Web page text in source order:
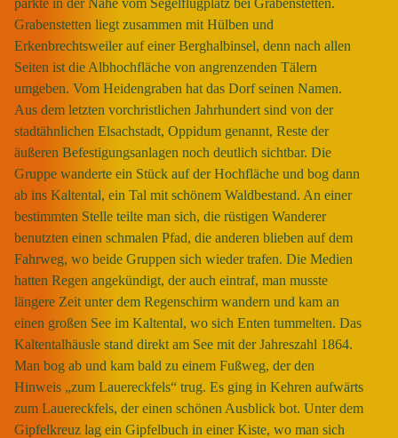
Grabenstetten liegt zusammen mit Hülben und
Erkenbrechtsweiler auf einer Berghalbinsel, denn nach allen
Seiten ist die Albhochfläche von angrenzenden Tälern
umgeben. Vom Heidengraben hat das Dorf seinen Namen.
Aus dem letzten vorchristlichen Jahrhundert sind von der
stadtähnlichen Elsachstadt, Oppidum genannt, Reste der
äußeren Befestigungsanlagen noch deutlich sichtbar. Die
Gruppe wanderte ein Stück auf der Hochfläche und bog dann
ab ins Kaltental, ein Tal mit schönem Waldbestand. An einer
bestimmten Stelle teilte man sich, die rüstigen Wanderer
benutzten einen schmalen Pfad, die anderen blieben auf dem
Fahrweg, wo beide Gruppen sich wieder trafen. Die Medien
hatten Regen angekündigt, der auch eintraf, man musste
längere Zeit unter dem Regenschirm wandern und kam an
einen großen See im Kaltental, wo sich Enten tummelten. Das
Kaltentalhäusle stand direkt am See mit der Jahreszahl 1864.
Man bog ab und kam bald zu einem Fußweg, der den
Hinweis „zum Lauereckfels“ trug. Es ging in Kehren aufwärts
zum Lauereckfels, der einen schönen Ausblick bot. Unter dem
Gipfelkreuz lag ein Gipfelbuch in einer Kiste, wo man sich